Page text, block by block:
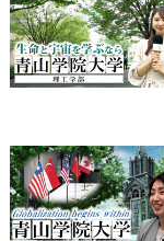
理論と実践を身
固め、3年次から
る。数理やデー
っており、ビジ
う。マーケティ
「青山」の地の
報、感性とビジ
グ」を提唱。デ
るとともに、企